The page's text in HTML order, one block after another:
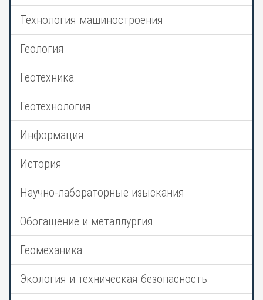
Технология машиностроения
Геология
Геотехника
Геотехнология
Информация
История
Научно-лабораторные изыскания
Обогащение и металлургия
Геомеханика
Экология и техническая безопасность